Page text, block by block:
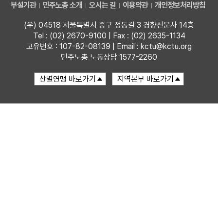
부설기관 민주노총 소개 오시는 길 이용약관 개인정보처리방침
(우) 04518 서울특별시 중구 정동길 3 경향신문사 14층
Tel : (02) 2670-9100 | Fax : (02) 2635-1134
고유번호 : 107-82-08139 | Email : kctu@kctu.org
민주노총 노동상담 1577-2260
업무